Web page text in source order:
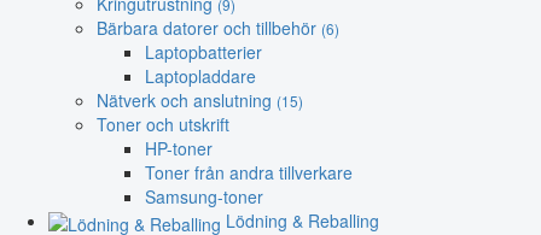
(9)
Bärbara datorer och tillbehör (6)
Laptopbatterier
Laptopladdare
Nätverk och anslutning (15)
Toner och utskrift
HP-toner
Toner från andra tillverkare
Samsung-toner
Lödning & Reballing